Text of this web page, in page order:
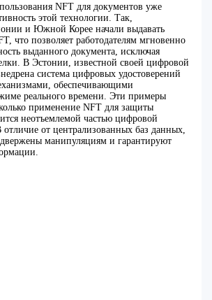
NFT для документов уже
этой технологии. Так,
и Южной Корее начали выдавать
что позволяет работодателям мгновенно
выданного документа, исключая
В Эстонии, известной своей цифровой
система цифровых удостоверений
обеспечивающими
реального времени. Эти примеры
применение NFT для защиты
неотъемлемой частью цифровой
от централизованных баз данных,
манипуляциям и гарантируют